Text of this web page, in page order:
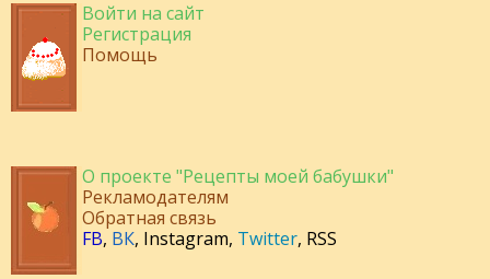
Войти на сайт
Регистрация
Помощь
О проекте "Рецепты моей бабушки"
Рекламодателям
Обратная связь
FB, ВК, Instagram, Twitter, RSS